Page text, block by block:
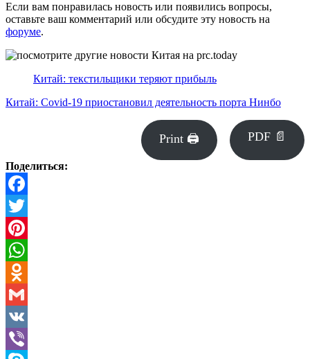
Если вам понравилась новость или появились вопросы,
оставьте ваш комментарий или обсудите эту новость на
форуме.
Китай: текстильщики теряют прибыль
Китай: Covid-19 приостановил деятельность порта Нинбо
Print 🖨 PDF 📄
Поделиться:
Facebook
Twitter
Pinterest
WhatsApp
Odnoklassniki
Gmail
VK